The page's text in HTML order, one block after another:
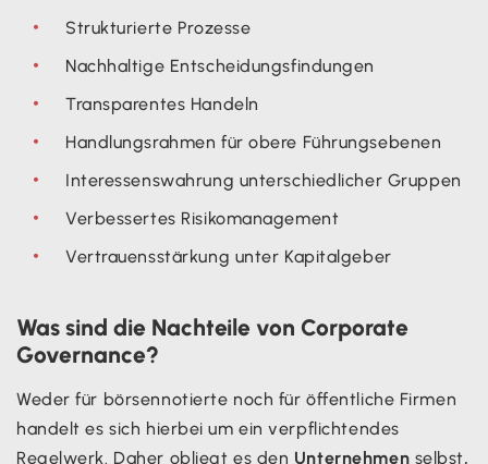
Strukturierte Prozesse
Nachhaltige Entscheidungsfindungen
Transparentes Handeln
Handlungsrahmen für obere Führungsebenen
Interessenswahrung unterschiedlicher Gruppen
Verbessertes Risikomanagement
Vertrauensstärkung unter Kapitalgeber
Was sind die Nachteile von Corporate
Governance?
Weder für börsennotierte noch für öffentliche Firmen
handelt es sich hierbei um ein verpflichtendes
Regelwerk. Daher obliegt es den Unternehmen selbst,